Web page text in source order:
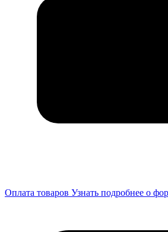
Оплата товаров Узнать подробнее о